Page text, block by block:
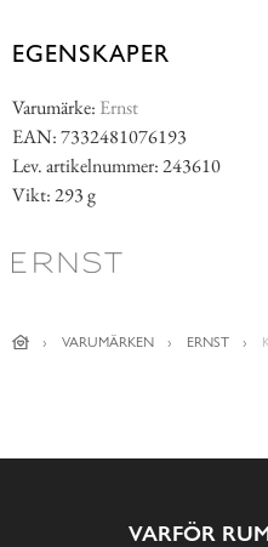
EGENSKAPER
Varumärke: Ernst
EAN: 7332481076193
Lev. artikelnummer: 243610
Vikt: 293 g
VARUMÄRKEN ERNST
VARFÖR